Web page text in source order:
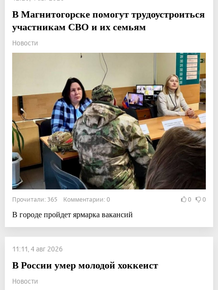
В Магнитогорске помогут трудоустроиться
участникам СВО и их семьям
Новости
Прочитали: 365 Комментарии: 0 0 0
В городе пройдет ярмарка вакансий
11:11, 4 авг 2026
В России умер молодой хоккеист
Новости